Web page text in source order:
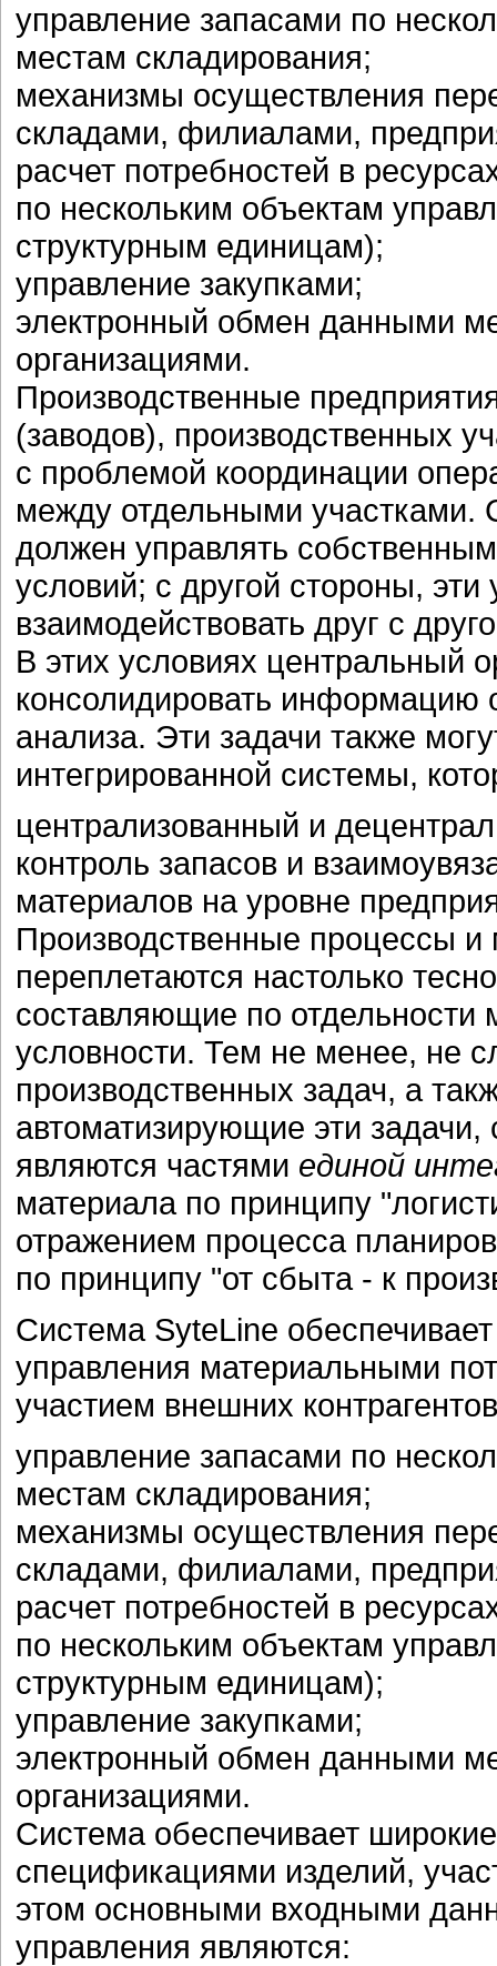
управление запасами по
местам складирования;
механизмы осуществления
складами, филиалами,
расчет потребностей в
по нескольким объектам
структурным единицам);
управление закупками;
электронный обмен данными
организациями.
Производственные
(заводов), производственных
с проблемой координации
между отдельными участками.
должен управлять
условий; с другой стороны,
взаимодействовать друг с
В этих условиях центральный
консолидировать информацию
анализа. Эти задачи также
интегрированной системы,
централизованный и
контроль запасов и
материалов на уровне
Производственные процессы и
переплетаются настолько
составляющие по
условности. Тем не менее, не
производственных задач, а
автоматизирующие эти
являются частями единой
материала по принципу
отражением процесса
по принципу "от сбыта - к
Система SyteLine
управления материальными
участием внешних
управление запасами по
местам складирования;
механизмы осуществления
складами, филиалами,
расчет потребностей в
по нескольким объектам
структурным единицам);
управление закупками;
электронный обмен данными
организациями.
Система обеспечивает
спецификациями изделий,
этом основными входными
управления являются: